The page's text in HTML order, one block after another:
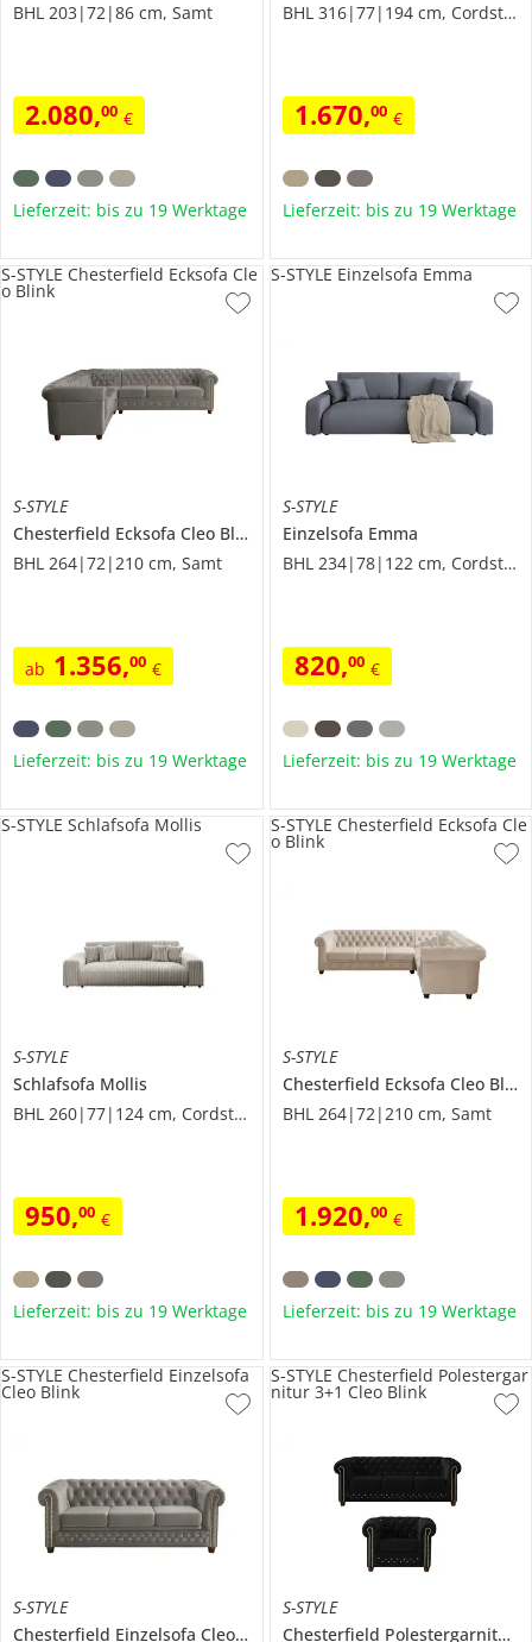
BHL 203|72|86 cm, Samt
2.080,00 €
Lieferzeit: bis zu 19 Werktage
BHL 316|77|194 cm, Cordstoff
1.670,00 €
Lieferzeit: bis zu 19 Werktage
S-STYLE
Chesterfield Ecksofa Cleo Blink
BHL 264|72|210 cm, Samt
ab 1.356,00 €
S-STYLE Chesterfield Ecksofa Cle
o Blink
Lieferzeit: bis zu 19 Werktage
S-STYLE
Einzelsofa Emma
BHL 234|78|122 cm, Cordstoff
820,00 €
S-STYLE Einzelsofa Emma
Lieferzeit: bis zu 19 Werktage
S-STYLE
Schlafsofa Mollis
BHL 260|77|124 cm, Cordstoff
950,00 €
S-STYLE Schlafsofa Mollis
Lieferzeit: bis zu 19 Werktage
S-STYLE
Chesterfield Ecksofa Cleo Blink
BHL 264|72|210 cm, Samt
1.920,00 €
S-STYLE Chesterfield Ecksofa Cle
o Blink
Lieferzeit: bis zu 19 Werktage
S-STYLE
Chesterfield Einzelsofa Cleo Blink
S-STYLE Chesterfield Einzelsofa
Cleo Blink
S-STYLE
Chesterfield Polestergarnitur 3+1
S-STYLE Chesterfield Polestergar
nitur 3+1 Cleo Blink